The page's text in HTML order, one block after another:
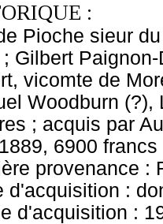
:
Pioche sieur
; Gilbert
vicomte de
Woodburn
; acquis par
6900
provenance :
d'acquisition :
d'acquisition :